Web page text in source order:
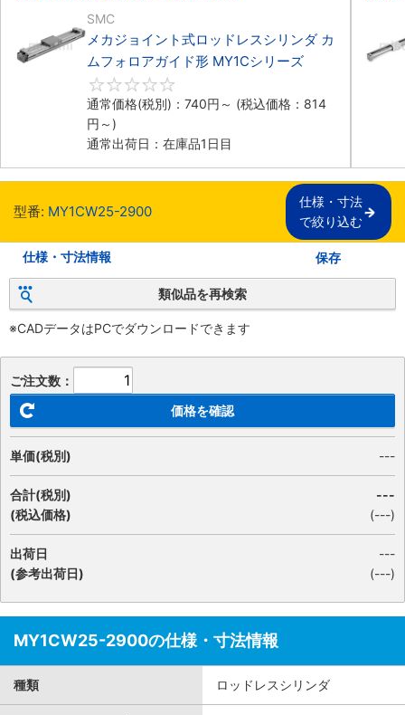
SMC
メカジョイント式ロッドレスシリンダ カ
ムフォロアガイド形 MY1Cシリーズ
通常価格(税別)： 740円 ～ (税込価格： 814
円 ～)
通常出荷日：在庫品1日目
型番: MY1CW25-2900
仕様・寸法
で絞り込む
仕様・寸法情報 保存
類似品を再検索
※CADデータはPCでダウンロードできます
ご注文数：
価格を確認
単価(税別) ---
合計(税別)
(税込価格)
---
(---)
出荷日
(参考出荷日)
---
(---)
MY1CW25-2900の仕様・寸法情報
種類 ロッドレスシリンダ